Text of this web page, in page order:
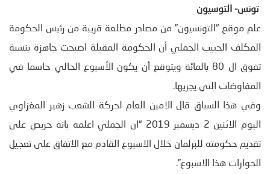
تونس- التوسيون
علم موقع “التونسيون” من مصادر مطلعة قريبة من رئيس الحكومة
المكلف الحبيب الجملي أن الحكومة المقبلة اصبحت جاهزة بنسبة
تفوق ال 80 بالمائة ويتوقع أن يكون الأسبوع الحالي حاسما في
المفاوضات التي يجريها.
وفي هذا السياق قال الامين العام لحركة الشعب زهير المغزاوي
اليوم الاثنين 2 ديسمبر 2019 “ان الجملي اعلمه بانه حريص على
تقديم حكومته للبرلمان خلال الاسبوع القادم مع الاتفاق على تعجيل
الحوارات هذا الاسبوع”.